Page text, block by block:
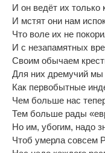
И он ведëт их только
И мстят они нам
Что воле их не
И с незапамятных
Своим обычаем
Для них дремучий мы
Как первобытные
Чем больше нас
Тем больше рады
Но им, убогим, надо
Чтоб умерла совсем